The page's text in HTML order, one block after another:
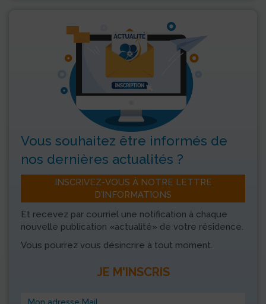
Vous souhaitez être informés de
nos dernières actualités ?
INSCRIVEZ-VOUS À NOTRE LETTRE
D’INFORMATIONS
Et recevez par courriel une notification à chaque
nouvelle publication «actualité» de votre résidence.
Vous pourrez vous désincrire à tout moment.
JE M'INSCRIS